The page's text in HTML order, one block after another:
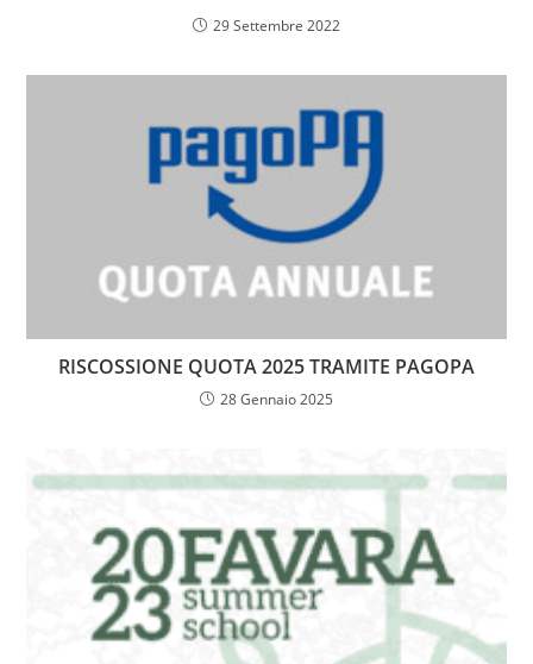
29 Settembre 2022
RISCOSSIONE QUOTA 2025 TRAMITE PAGOPA
28 Gennaio 2025